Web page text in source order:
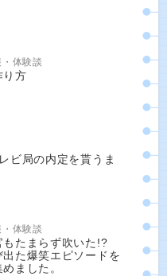
体験談
り方
ビ局の内定を貰うま
体験談
もたまらず吹いた!?
出た爆笑エピソードを
ました。